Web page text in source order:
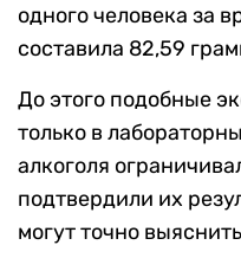
одного человека за
составила 82,59
До этого подобные
только в
алкоголя
подтвердили их
могут точно